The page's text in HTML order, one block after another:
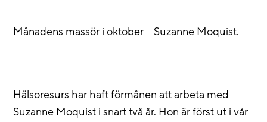
Månadens massör i oktober – Suzanne Moquist.
Hälsoresurs har haft förmånen att arbeta med
Suzanne Moquist i snart två år. Hon är först ut i vår